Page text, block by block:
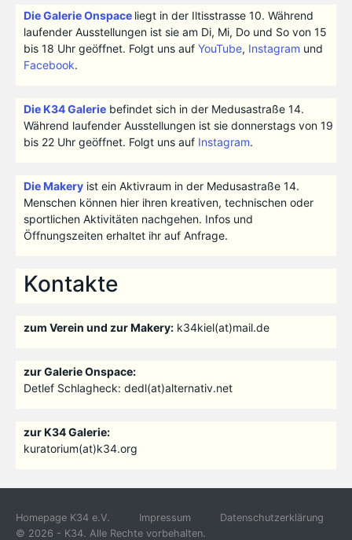
Die Galerie Onspace liegt in der Iltisstrasse 10. Während
laufender Ausstellungen ist sie am Di, Mi, Do und So von 15
bis 18 Uhr geöffnet. Folgt uns auf YouTube, Instagram und
Facebook.
Die K34 Galeriebefindet sich in der Medusastraße 14.
Während laufender Ausstellungen ist sie donnerstags von 19
bis 22 Uhr geöffnet. Folgt uns auf Instagram.
Die Makeryist ein Aktivraum in der Medusastraße 14.
Menschen können hier ihren kreativen, technischen oder
sportlichen Aktivitäten nachgehen. Infos und
Öffnungszeiten erhaltet ihr auf Anfrage.
Kontakte
zum Verein und zur Makery:k34kiel(at)mail.de
zur Galerie Onspace:
Detlef Schlagheck: dedl(at)alternativ.net
zur K34 Galerie:
kuratorium(at)k34.org
Homepage K34 e.V. Impressum
Datenschutzerklärung
© 2026 - K34. Alle Rechte vorbehalten.